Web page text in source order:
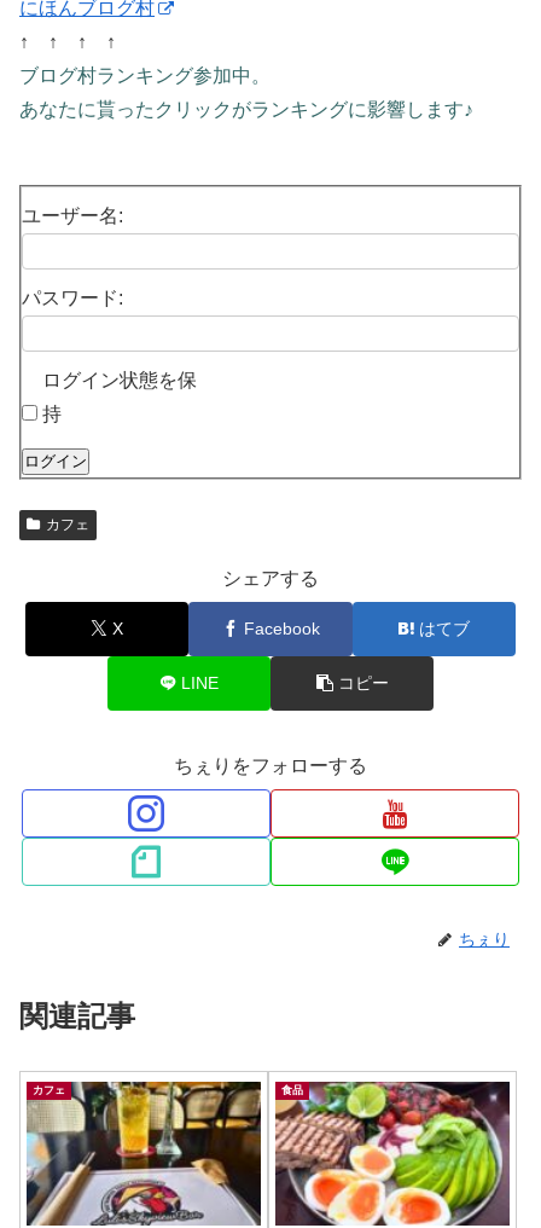
にほんブログ村
↑ ↑ ↑ ↑
ブログ村ランキング参加中。
あなたに貰ったクリックがランキングに影響します♪
ユーザー名:
パスワード:
ログイン状態を保
持
ログイン
カフェ
シェアする
X Facebook はてブ
LINE コピー
ちぇりをフォローする
ちぇり
関連記事
カフェ 食品